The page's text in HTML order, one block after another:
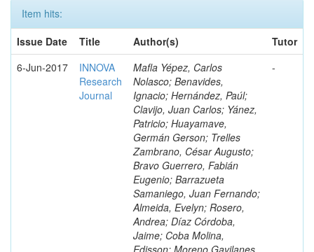
Item hits:
Issue Date
Title Author(s)
Tutor
6-Jun-2017
INNOVA
Research
Journal
Mafla Yépez, Carlos
Nolasco; Benavides,
Ignacio; Hernández, Paúl;
Clavijo, Juan Carlos; Yánez,
Patricio; Huayamave,
Germán Gerson; Trelles
Zambrano, César Augusto;
Bravo Guerrero, Fabián
Eugenio; Barrazueta
Samaniego, Juan Fernando;
Almeida, Evelyn; Rosero,
Andrea; Díaz Córdoba,
Jaime; Coba Molina,
Edisson; Moreno Gavilanes,
-